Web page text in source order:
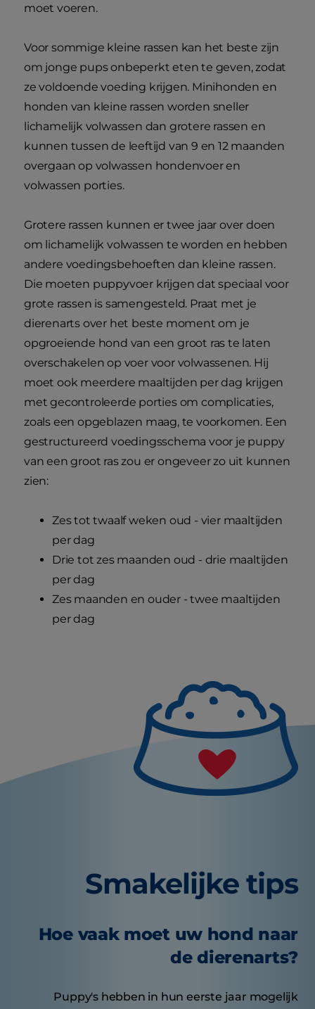
moet voeren.
Voor sommige kleine rassen kan het beste zijn
om jonge pups onbeperkt eten te geven, zodat
ze voldoende voeding krijgen. Minihonden en
honden van kleine rassen worden sneller
lichamelijk volwassen dan grotere rassen en
kunnen tussen de leeftijd van 9 en 12 maanden
overgaan op volwassen hondenvoer en
volwassen porties.
Grotere rassen kunnen er twee jaar over doen
om lichamelijk volwassen te worden en hebben
andere voedingsbehoeften dan kleine rassen.
Die moeten puppyvoer krijgen dat speciaal voor
grote rassen is samengesteld. Praat met je
dierenarts over het beste moment om je
opgroeiende hond van een groot ras te laten
overschakelen op voer voor volwassenen. Hij
moet ook meerdere maaltijden per dag krijgen
met gecontroleerde porties om complicaties,
zoals een opgeblazen maag, te voorkomen. Een
gestructureerd voedingsschema voor je puppy
van een groot ras zou er ongeveer zo uit kunnen
zien:
Zes tot twaalf weken oud - vier maaltijden
per dag
Drie tot zes maanden oud - drie maaltijden
per dag
Zes maanden en ouder - twee maaltijden
per dag
Smakelijke tips
Hoe vaak moet uw hond naar
de dierenarts?
Puppy's hebben in hun eerste jaar mogelijk